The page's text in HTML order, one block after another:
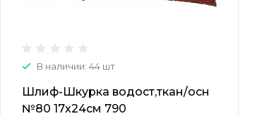
В наличии: 44 шт
Шлиф-Шкурка водост,ткан/осн
№80 17х24см 790